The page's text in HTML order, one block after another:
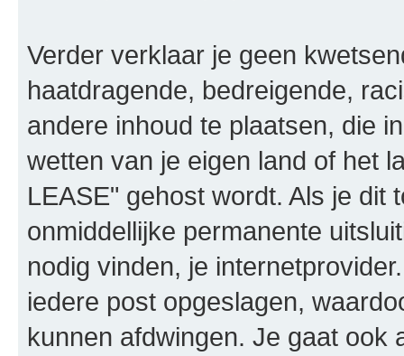
Verder verklaar je geen
haatdragende, bedreigende,
andere inhoud te plaatsen, die
wetten van je eigen land of het
LEASE" gehost wordt. Als je dit
onmiddellijke permanente
nodig vinden, je
iedere post opgeslagen,
kunnen afdwingen. Je gaat ook